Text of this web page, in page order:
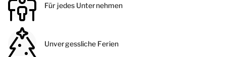
Für jedes Unternehmen
Unvergessliche Ferien